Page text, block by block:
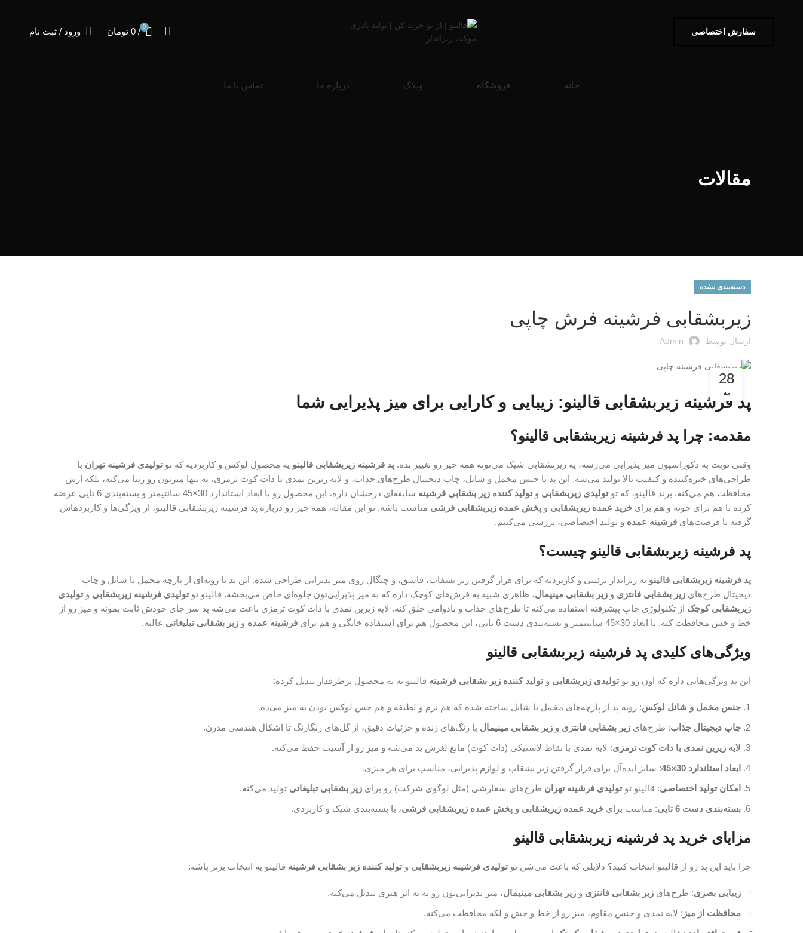
سفارش اختصاصی 0
/
0 تومان ورود / ثبت نام
خانه فروشگاه وبلاگ درباره ما تماس با ما
مقالات
دسته‌بندی نشده
زیربشقابی فرشینه فرش چاپی
ارسال توسط Admin
28
مه
پد فرشینه زیربشقابی قالینو: زیبایی و کارایی برای میز پذیرایی شما
مقدمه: چرا پد فرشینه زیربشقابی قالینو؟
وقتی نوبت به دکوراسیون میز پذیرایی می‌رسه، یه زیربشقابی شیک می‌تونه همه چیز رو تغییر بده. پد فرشینه زیربشقابی قالینو یه محصول لوکس و کاربردیه که توتولیدی فرشینه تهران با
طراحی‌های خیره‌کننده و کیفیت بالا تولید می‌شه. این پد با جنس مخمل و شانل، چاپ دیجیتال طرح‌های جذاب، و لایه زیرین نمدی با دات کوت ترمزی، نه تنها میزتون رو زیبا می‌کنه، بلکه ازش
محافظت هم می‌کنه. برند قالینو، که توتولیدی زیربشقابی وتولید کننده زیر بشقابی فرشینه
سابقه‌ای درخشان داره، این محصول رو با ابعاد استاندارد 30×45 سانتیمتر و بسته‌بندی 6 تایی عرضه
کرده تا هم برای خونه و هم برای خرید عمده زیربشقابی و پخش عمده زیربشقابی فرشی مناسب باشه. تو این مقاله، همه چیز رو درباره پد فرشینه زیربشقابی قالینو، از ویژگی‌ها و کاربردهاش
گرفته تا فرصت‌های فرشینه عمده و تولید اختصاصی، بررسی می‌کنیم.
پد فرشینه زیربشقابی قالینو چیست؟
پد فرشینه زیربشقابی قالینو یه زیرانداز تزئینی و کاربردیه که برای قرار گرفتن زیر بشقاب، قاشق، و چنگال روی میز پذیرایی طراحی شده. این پد با رویه‌ای از پارچه مخمل یا شانل و چاپ
دیجیتال طرح‌های زیر بشقابی فانتزی و زیر بشقابی مینیمال، ظاهری شبیه به فرش‌های کوچک داره که به میز پذیرایی‌تون جلوه‌ای خاص می‌بخشه. قالینو توتولیدی فرشینه زیربشقابی وتولیدی
زیربشقابی کوچک از تکنولوژی چاپ پیشرفته استفاده می‌کنه تا طرح‌های جذاب و بادوامی خلق کنه. لایه زیرین نمدی با دات کوت ترمزی باعث می‌شه پد سر جای خودش ثابت بمونه و میز رو از
خط و خش محافظت کنه. با ابعاد 30×45 سانتیمتر و بسته‌بندی دست 6 تایی، این محصول هم برای استفاده خانگی و هم برای
فرشینه عمده و زیر بشقابی تبلیغاتی عالیه.
ویژگی‌های کلیدی پد فرشینه زیربشقابی قالینو
این پد ویژگی‌هایی داره که اون رو توتولیدی زیربشقابی وتولید کننده زیر بشقابی فرشینه قالینو به یه محصول پرطرفدار تبدیل کرده:
جنس مخمل و شانل لوکس: رویه پد از پارچه‌های مخمل یا شانل ساخته شده که هم نرم و لطیفه و هم حس لوکس بودن به میز می‌ده.
چاپ دیجیتال جذاب: طرح‌های زیر بشقابی فانتزی و زیر بشقابی مینیمال با رنگ‌های زنده و جزئیات دقیق، از گل‌های رنگارنگ تا اشکال هندسی مدرن.
لایه زیرین نمدی با دات کوت ترمزی: لایه نمدی با نقاط لاستیکی (دات کوت) مانع لغزش پد می‌شه و میز رو از آسیب حفظ می‌کنه.
ابعاد استاندارد 30×45
: سایز ایده‌آل برای قرار گرفتن زیر بشقاب و لوازم پذیرایی، مناسب برای هر میزی.
امکان تولید اختصاصی: قالینو توتولیدی فرشینه تهران طرح‌های سفارشی (مثل لوگوی شرکت) رو برای زیر بشقابی تبلیغاتی تولید می‌کنه.
بسته‌بندی دست 6 تایی
: مناسب برای خرید عمده زیربشقابی و پخش عمده زیربشقابی فرشی، با بسته‌بندی شیک و کاربردی.
مزایای خرید پد فرشینه زیربشقابی قالینو
چرا باید این پد رو از قالینو انتخاب کنید؟ دلایلی که باعث می‌شن توتولیدی فرشینه زیربشقابی وتولید کننده زیر بشقابی فرشینه قالینو یه انتخاب برتر باشه:
زیبایی بصری: طرح‌های زیر بشقابی فانتزی و زیر بشقابی مینیمال، میز پذیرایی‌تون رو به یه اثر هنری تبدیل می‌کنه.
محافظت از میز : لایه نمدی و جنس مقاوم، میز رو از خط و خش و لکه محافظت می‌کنه.